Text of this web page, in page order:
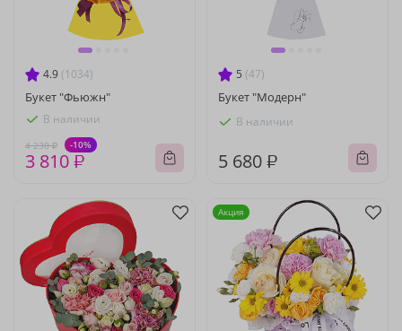
4.9 (1034)
Букет "Фьюжн"
В наличии
4 230 ₽ -10%
3 810 ₽
5 (47)
Букет "Модерн"
В наличии
5 680 ₽
Акция